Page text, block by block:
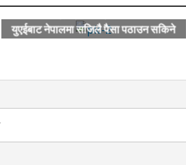
युएईबाट नेपालमा सजिलै पैसा पठाउन सकिने